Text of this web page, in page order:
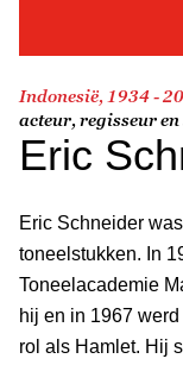
Indonesië, 1934 -
acteur, regisseur
Eric
Eric Schneider
toneelstukken. In
Toneelacademie
hij en in 1967
rol als Hamlet. Hij